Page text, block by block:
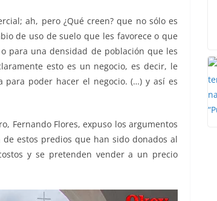
ah, pero ¿Qué creen? que no sólo es
de uso de suelo que les favorece o que
para una densidad de población que les
esto es un negocio, es decir, le
poder hacer el negocio. (…) y así es
Fernando Flores, expuso los argumentos
estos predios que han sido donados al
y se pretenden vender a un precio